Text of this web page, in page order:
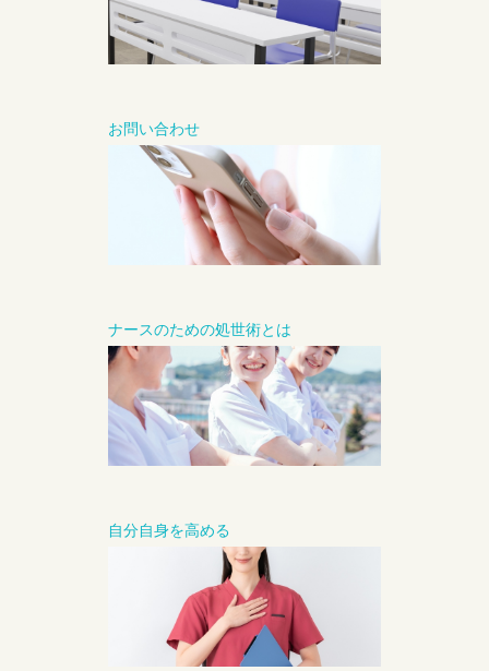
お問い合わせ
ナースのための処世術とは
自分自身を高める